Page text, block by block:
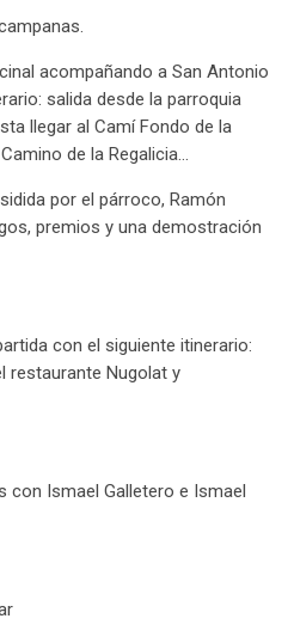
acompañando a San Antonio
salida desde la parroquia
llegar al Camí Fondo de la
de la Regalicia…
por el párroco, Ramón
premios y una demostración
con el siguiente itinerario:
restaurante Nugolat y
con Ismael Galletero e Ismael